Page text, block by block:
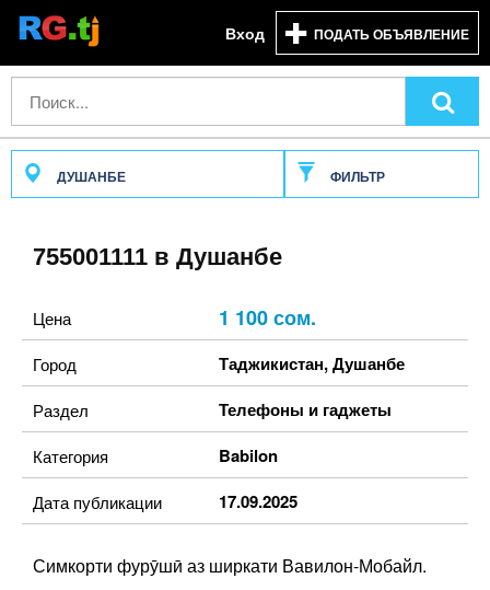
Вход ПОДАТЬ ОБЪЯВЛЕНИЕ
ДУШАНБЕ ФИЛЬТР
755001111 в Душанбе
Цена 1 100 сом.
Город Таджикистан,Душанбе
Раздел Телефоны и гаджеты
Категория Babilon
Дата публикации 17.09.2025
Симкорти фурӯшӣ аз ширкати Вавилон-Мобайл.